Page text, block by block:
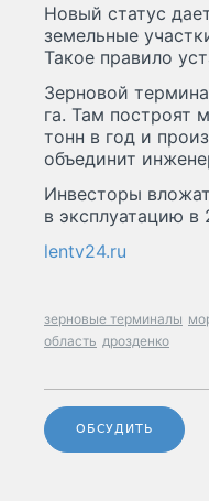
Новый статус
земельные
Такое правило
Зерновой
га. Там построят
тонн в год и
объединит
Инвесторы
в эксплуатацию в
lentv24.ru
зерновые терминалы
область дрозденко
ОБСУДИТЬ